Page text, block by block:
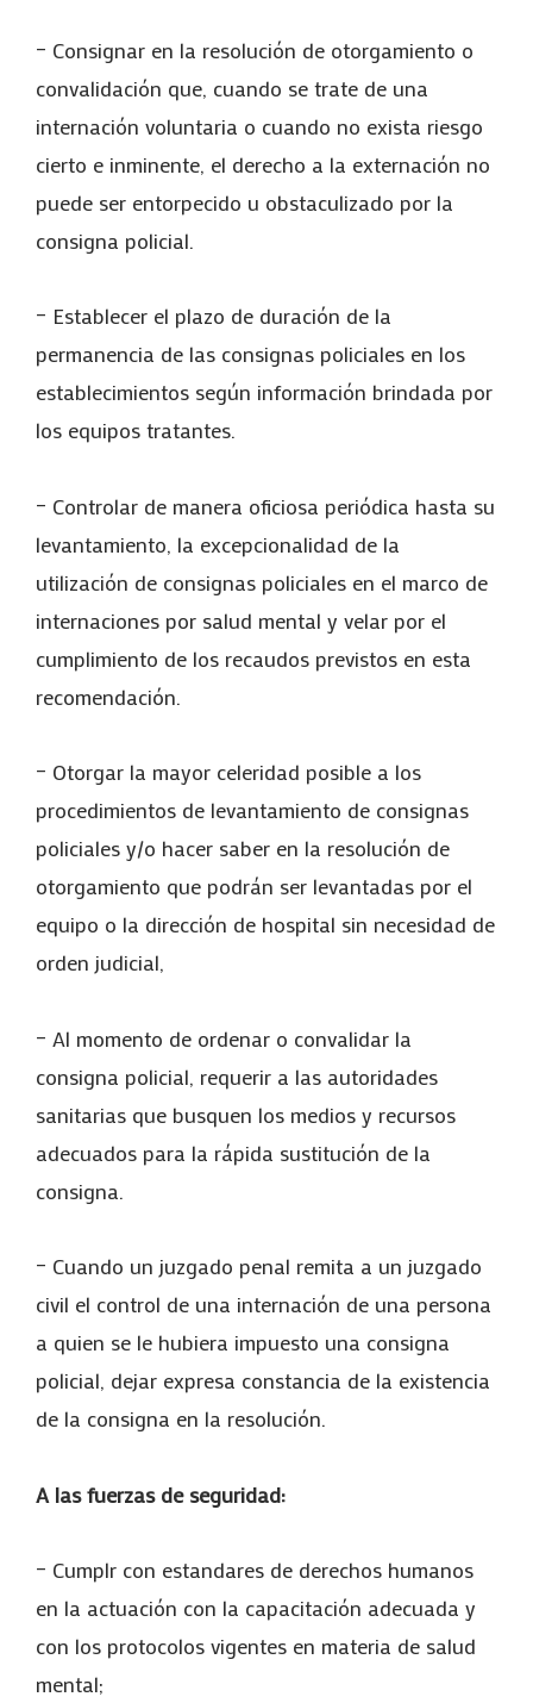
– Consignar en la resolución de otorgamiento o
convalidación que, cuando se trate de una
internación voluntaria o cuando no exista riesgo
cierto e inminente, el derecho a la externación no
puede ser entorpecido u obstaculizado por la
consigna policial.
– Establecer el plazo de duración de la
permanencia de las consignas policiales en los
establecimientos según información brindada por
los equipos tratantes.
– Controlar de manera oficiosa periódica hasta su
levantamiento, la excepcionalidad de la
utilización de consignas policiales en el marco de
internaciones por salud mental y velar por el
cumplimiento de los recaudos previstos en esta
recomendación.
– Otorgar la mayor celeridad posible a los
procedimientos de levantamiento de consignas
policiales y/o hacer saber en la resolución de
otorgamiento que podrán ser levantadas por el
equipo o la dirección de hospital sin necesidad de
orden judicial,
– Al momento de ordenar o convalidar la
consigna policial, requerir a las autoridades
sanitarias que busquen los medios y recursos
adecuados para la rápida sustitución de la
consigna.
– Cuando un juzgado penal remita a un juzgado
civil el control de una internación de una persona
a quien se le hubiera impuesto una consigna
policial, dejar expresa constancia de la existencia
de la consigna en la resolución.
A las fuerzas de seguridad:
– Cumplr con estandares de derechos humanos
en la actuación con la capacitación adecuada y
con los protocolos vigentes en materia de salud
mental;